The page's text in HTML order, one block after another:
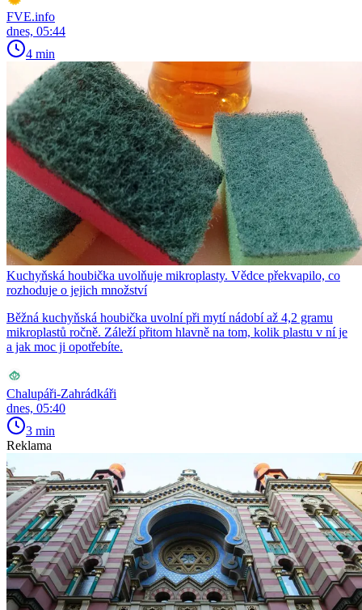
FVE.info
dnes, 05:44
4 min
Kuchyňská houbička uvolňuje mikroplasty. Vědce překvapilo, co
rozhoduje o jejich množství
Běžná kuchyňská houbička uvolní při mytí nádobí až 4,2 gramu
mikroplastů ročně. Záleží přitom hlavně na tom, kolik plastu v ní je
a jak moc ji opotřebíte.
Chalupáři-Zahrádkáři
dnes, 05:40
3 min
Reklama